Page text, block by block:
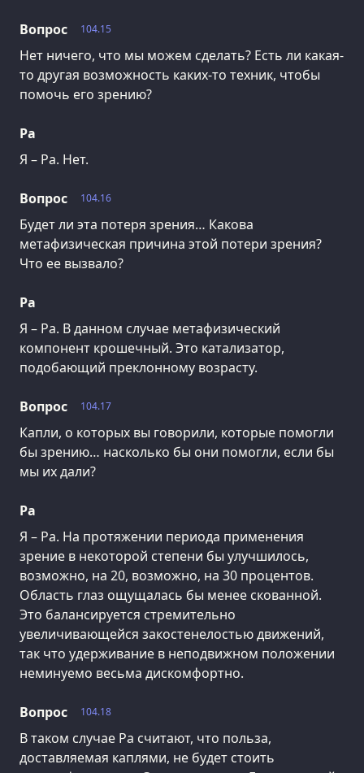
104.15
Вопрос
Нет ничего, что мы можем сделать? Есть ли какая-
то другая возможность каких-то техник, чтобы
помочь его зрению?
Ра
Я – Ра. Нет.
104.16
Вопрос
Будет ли эта потеря зрения… Какова
метафизическая причина этой потери зрения?
Что ее вызвало?
Ра
Я – Ра. В данном случае метафизический
компонент крошечный. Это катализатор,
подобающий преклонному возрасту.
104.17
Вопрос
Капли, о которых вы говорили, которые помогли
бы зрению… насколько бы они помогли, если бы
мы их дали?
Ра
Я – Ра. На протяжении периода применения
зрение в некоторой степени бы улучшилось,
возможно, на 20, возможно, на 30 процентов.
Область глаз ощущалась бы менее скованной.
Это балансируется стремительно
увеличивающейся закостенелостью движений,
так что удерживание в неподвижном положении
неминуемо весьма дискомфортно.
104.18
Вопрос
В таком случае Ра считают, что польза,
доставляемая каплями, не будет стоить